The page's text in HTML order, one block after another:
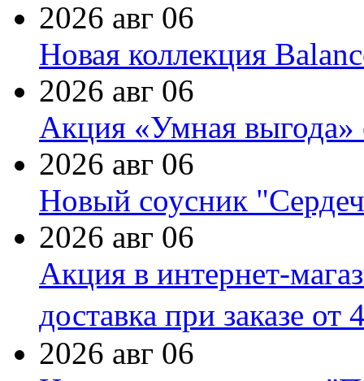
2026 авг 06
Новая коллекция
2026 авг 06
Акция «Умная выгода»
2026 авг 06
Новый соусник
2026 авг 06
Акция в интернет-
доставка при заказе от
2026 авг 06